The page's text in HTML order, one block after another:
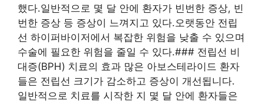
했다.일반적으로 몇 달 안에 환자가 빈번한 증상, 빈
번한 증상 등 증상이 느껴지고 있다.오랫동안 전립
선 하이퍼바이저에서 복잡한 위험을 낮출 수 있으며
수술에 필요한 위험을 줄일 수 있다.### 전립선 비
대증(BPH) 치료의 효과 많은 아보스테라이드 환자
들은 전립선 크기가 감소하고 증상이 개선됩니다.
일반적으로 치료를 시작한 지 몇 달 안에 환자들은